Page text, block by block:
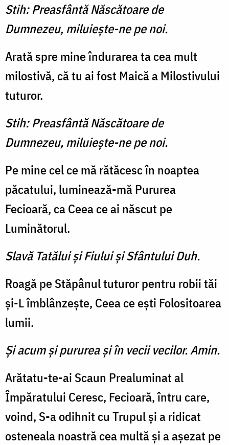
Stih: Preasfântă Născătoare de
Dumnezeu, miluieşte-ne pe noi.
Arată spre mine îndurarea ta cea mult
milostivă, că tu ai fost Maică a Milostivului
tuturor.
Stih: Preasfântă Născătoare de
Dumnezeu, miluieşte-ne pe noi.
Pe mine cel ce mă rătăcesc în noaptea
păcatului, luminează-mă Pururea
Fecioară, ca Ceea ce ai născut pe
Luminătorul.
Slavă Tatălui şi Fiului şi Sfântului Duh.
Roagă pe Stăpânul tuturor pentru robii tăi
şi-L îmblânzeşte, Ceea ce eşti Folositoarea
lumii.
Şi acum şi pururea şi în vecii vecilor. Amin.
Arătatu-te-ai Scaun Prealuminat al
Împăratului Ceresc, Fecioară, întru care,
voind, S-a odihnit cu Trupul şi a ridicat
osteneala noastră cea multă şi a aşezat pe